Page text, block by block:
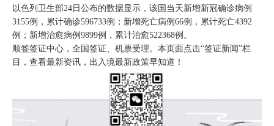
以色列卫生部24日公布的数据显示，该国当天新增新冠确诊病例
3155例，累计确诊596733例；新增死亡病例66例，累计死亡4392
例；新增治愈病例9899例，累计治愈522368例。
顺签签证中心，全国签证、机票受理。本页面点击“签证新闻”栏
目，查看最新资讯，出入境最新政策早知道！